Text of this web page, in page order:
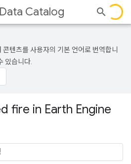
Catalog
텐츠를 사용자의 기본 언어로 번역합니
있습니다.
fire in Earth Engine